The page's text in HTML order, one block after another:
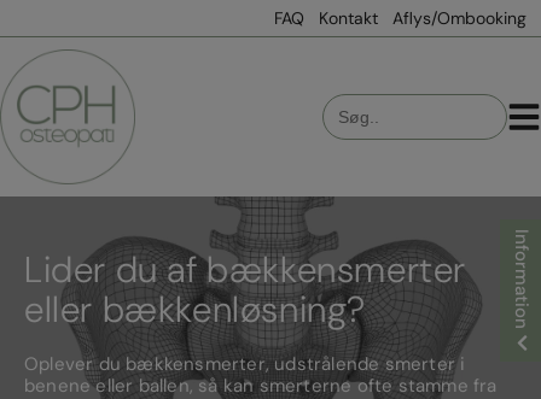
til
indholdet
FAQ Kontakt Aflys/Ombooking
Search
for:
Lider du af bækkensmerter
eller bækkenløsning?
Oplever du bækkensmerter, udstrålende smerter i
benene eller ballen, så kan smerterne ofte stamme fra
Information